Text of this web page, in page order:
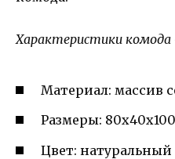
Характеристики комода
Материал: массив
Размеры:
Цвет: натуральный